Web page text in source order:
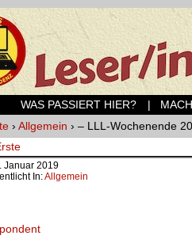
HIER? | MACH
› Allgemein › – LLL-Wochenende
Januar 2019
In:Allgemein